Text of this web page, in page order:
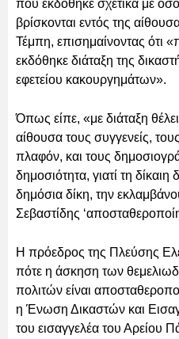
που εκδόθηκε σχετικά με
βρίσκονται εντός της
Τέμπη, επισημαίνοντας ότι
εκδόθηκε διάταξη της
εφετείου κακουργημάτων».
Όπως είπε, «με διάταξη
αίθουσα τους συγγενείς,
πλαφόν, και τους
δημοσιότητα, γιατί τη δίκαιη
δημόσια δίκη, την
Σεβαστίδης
Η πρόεδρος της Πλεύσης
πότε η άσκηση των
πολιτών είναι
η Ένωση Δικαστών και
του εισαγγελέα του Αρείου